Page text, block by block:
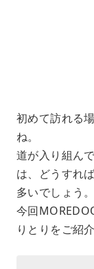
初めて訪れる
ね。
道が入り組ん
は、どうすれ
多いでしょう。
今回
りとりをご紹